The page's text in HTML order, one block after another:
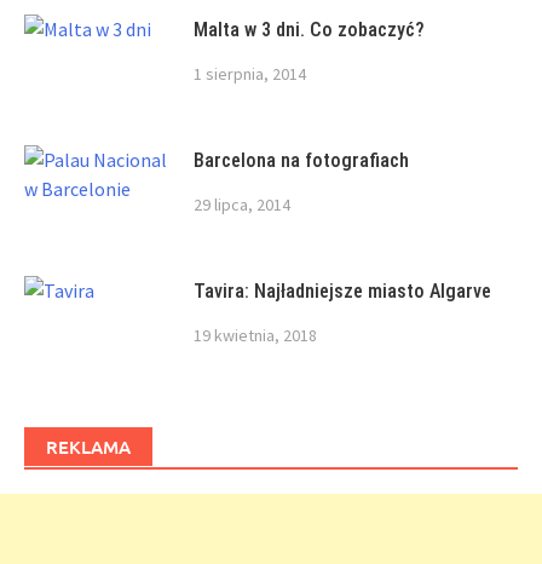
Malta w 3 dni. Co zobaczyć?
1 sierpnia, 2014
Barcelona na fotografiach
29 lipca, 2014
Tavira: Najładniejsze miasto Algarve
19 kwietnia, 2018
REKLAMA